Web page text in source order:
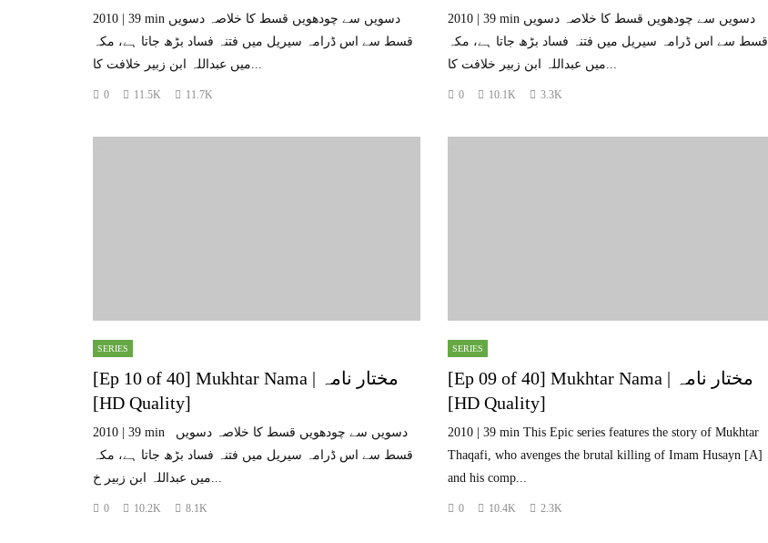
2010 | 39 min دسویں سے چودھویں قسط کا خلاصہ دسویں
قسط سے اس ڈرامہ سیریل میں فتنہ فساد بڑھ جاتا ہے، مکہ
میں عبداللہ ابن زبیر خلافت کا...
0 11.5K 11.7K
2010 | 39 min دسویں سے چودھویں قسط کا خلاصہ دسویں
قسط سے اس ڈرامہ سیریل میں فتنہ فساد بڑھ جاتا ہے، مکہ
میں عبداللہ ابن زبیر خلافت کا...
0 10.1K 3.3K
SERIES
[Ep 10 of 40] Mukhtar Nama | مختار نامہ
[HD Quality]
2010 | 39 min دسویں سے چودھویں قسط کا خلاصہ دسویں
قسط سے اس ڈرامہ سیریل میں فتنہ فساد بڑھ جاتا ہے، مکہ
0 10.2K 8.1K
SERIES
[Ep 09 of 40] Mukhtar Nama | مختار نامہ
[HD Quality]
2010 | 39 min This Epic series features the story of Mukhtar
Thaqafi, who avenges the brutal killing of Imam Husayn [A]
and his comp...
0 10.4K 2.3K